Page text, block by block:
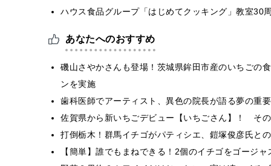
ハウス食品グループ「はじめてクッキング」教室
あなたへのおすすめ
磯山さやかさんも登場！茨城県鉾田市産のいちごの
ンを実施
歯科医師でアーティスト、異色の院長が語る夢の重
佐賀県から新いちごデビュー【いちごさん】！ そ
打倒栃木！群馬イチゴがパティシエ、鎧塚俊彦氏と
【簡単】誰でもまねできる！2個のイチゴをゴージャ